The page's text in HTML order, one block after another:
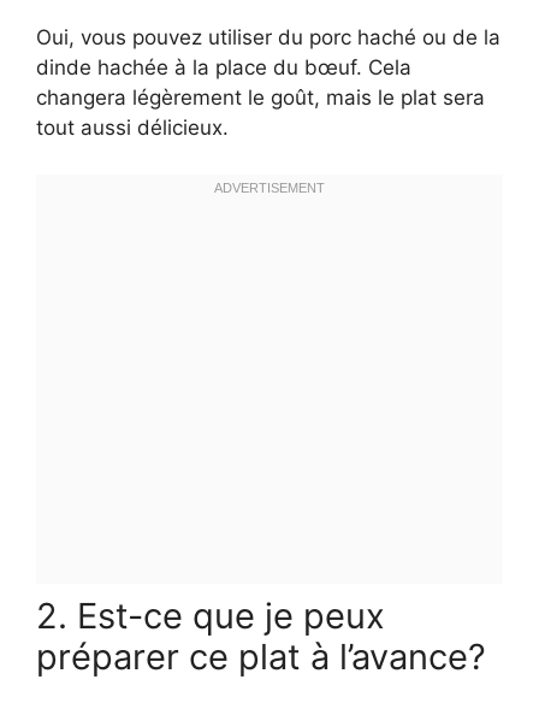
Oui, vous pouvez utiliser du porc haché ou de la
dinde hachée à la place du bœuf. Cela
changera légèrement le goût, mais le plat sera
tout aussi délicieux.
2. Est-ce que je peux
préparer ce plat à l’avance?